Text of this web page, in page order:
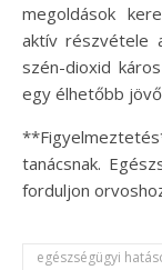
megoldások
aktív részvétele
szén-dioxid
egy élhetőbb jövő
tanácsnak.
forduljon
egészségügyi